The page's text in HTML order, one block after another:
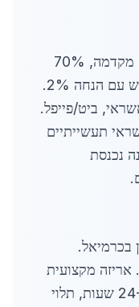
אפשרויות תשלום גמישות: 30% מקדמה, 70%
עם אספקה; או תשלום מלא מראש עם הנחה 2%.
ביט/פייפל.
אשראי תעשייתיים
נכנסת
בכרמיאל.
בדיקות איכות כוללות בדיקת UT. אריזה מקצועית
מגנה על החומר. אספקה תוך 24-72 שעות, תלוי